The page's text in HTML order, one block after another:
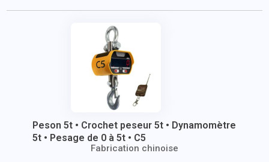
Peson 5t • Crochet peseur 5t • Dynamomètre
5t • Pesage de 0 à 5t • C5
Fabrication chinoise